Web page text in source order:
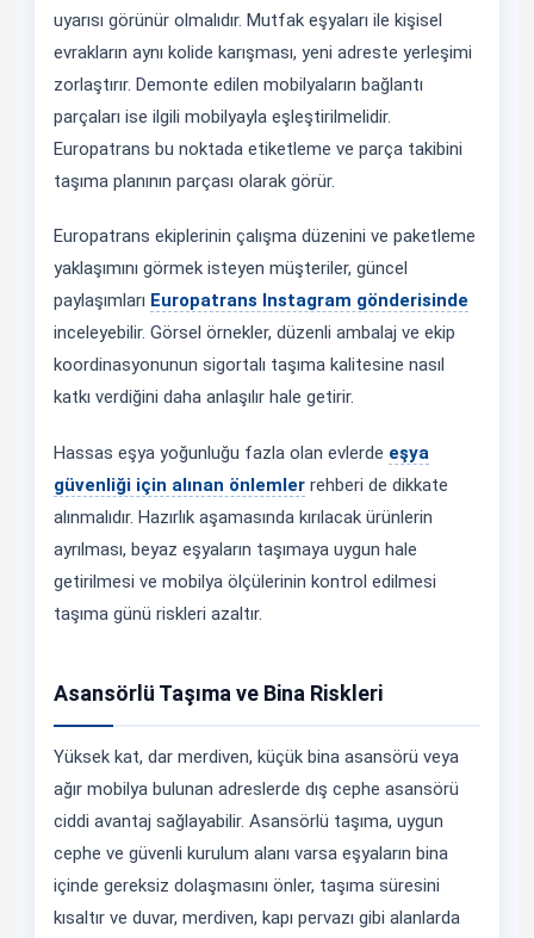
uyarısı görünür olmalıdır. Mutfak eşyaları ile kişisel
evrakların aynı kolide karışması, yeni adreste yerleşimi
zorlaştırır. Demonte edilen mobilyaların bağlantı
parçaları ise ilgili mobilyayla eşleştirilmelidir.
Europatrans bu noktada etiketleme ve parça takibini
taşıma planının parçası olarak görür.
Europatrans ekiplerinin çalışma düzenini ve paketleme
yaklaşımını görmek isteyen müşteriler, güncel
paylaşımları Europatrans Instagram gönderisinde
inceleyebilir. Görsel örnekler, düzenli ambalaj ve ekip
koordinasyonunun sigortalı taşıma kalitesine nasıl
katkı verdiğini daha anlaşılır hale getirir.
Hassas eşya yoğunluğu fazla olan evlerde eşya
güvenliği için alınan önlemler rehberi de dikkate
alınmalıdır. Hazırlık aşamasında kırılacak ürünlerin
ayrılması, beyaz eşyaların taşımaya uygun hale
getirilmesi ve mobilya ölçülerinin kontrol edilmesi
taşıma günü riskleri azaltır.
Asansörlü Taşıma ve Bina Riskleri
Yüksek kat, dar merdiven, küçük bina asansörü veya
ağır mobilya bulunan adreslerde dış cephe asansörü
ciddi avantaj sağlayabilir. Asansörlü taşıma, uygun
cephe ve güvenli kurulum alanı varsa eşyaların bina
içinde gereksiz dolaşmasını önler, taşıma süresini
kısaltır ve duvar, merdiven, kapı pervazı gibi alanlarda